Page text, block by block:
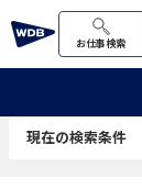
お仕事検索
現在の検索条件